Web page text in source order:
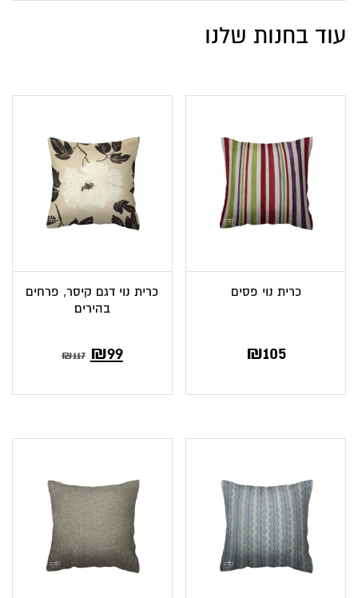
עוד בחנות שלנו
כרית נוי פסים
₪105
כרית נוי דגם קיסר, פרחים
בהירים
₪117 ₪99